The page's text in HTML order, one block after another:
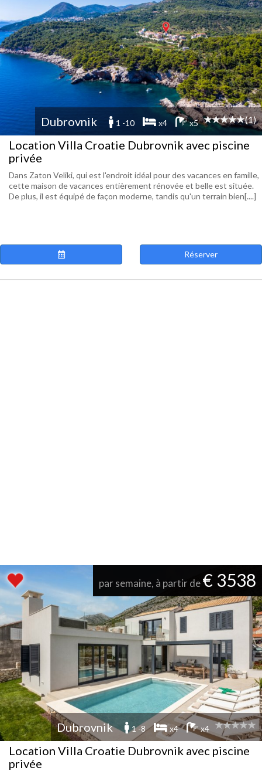
Dubrovnik 1 -10 x4 x5 (1)
Location Villa Croatie Dubrovnik avec piscine
privée
Dans Zaton Veliki, qui est l'endroit idéal pour des vacances en famille,
cette maison de vacances entièrement rénovée et belle est située.
De plus, il est équipé de façon moderne, tandis qu'un terrain bien[....]
Réserver
par semaine, à partir de€ 3538
Dubrovnik 1 -8 x4 x4
Location Villa Croatie Dubrovnik avec piscine
privée